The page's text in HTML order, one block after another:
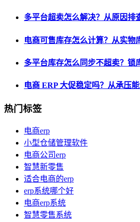
多平台超卖怎么解决？从原因排
电商可售库存怎么计算？从实物
多平台库存怎么同步不超卖？锁
电商 ERP 大促稳定吗？从承压
热门标签
电商erp
小型仓储管理软件
电商公司erp
智慧新零售
适合电商的erp
erp系统哪个好
电商erp系统
智慧零售系统